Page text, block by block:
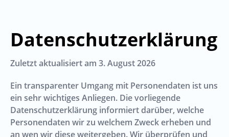
Datenschutzerklärung
Zuletzt aktualisiert am 3. August 2026
Ein transparenter Umgang mit Personendaten ist uns
ein sehr wichtiges Anliegen. Die vorliegende
Datenschutzerklärung informiert darüber, welche
Personendaten wir zu welchem Zweck erheben und
an wen wir diese weitergeben. Wir überprüfen und